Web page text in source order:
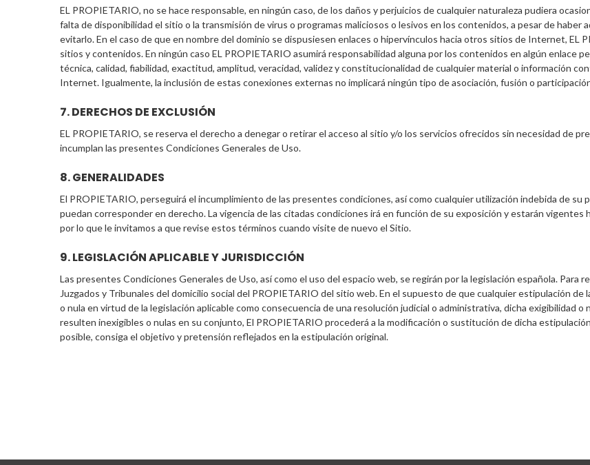
EL PROPIETARIO, no se hace responsable, en ningún caso, de los daños y perjuicios de cualquier naturaleza pudiera
falta de disponibilidad el sitio o la transmisión de virus o programas maliciosos o lesivos en los contenidos, a pesar de haber
evitarlo. En el caso de que en nombre del dominio se dispusiesen enlaces o hipervínculos hacia otros sitios de Internet, EL
sitios y contenidos. En ningún caso EL PROPIETARIO asumirá responsabilidad alguna por los contenidos en algún enlace
técnica, calidad, fiabilidad, exactitud, amplitud, veracidad, validez y constitucionalidad de cualquier material o información
Internet. Igualmente, la inclusión de estas conexiones externas no implicará ningún tipo de asociación, fusión o
7. DERECHOS DE EXCLUSIÓN
EL PROPIETARIO, se reserva el derecho a denegar o retirar el acceso al sitio y/o los servicios ofrecidos sin necesidad de
incumplan las presentes Condiciones Generales de Uso.
8. GENERALIDADES
El PROPIETARIO, perseguirá el incumplimiento de las presentes condiciones, así como cualquier utilización indebida de su
puedan corresponder en derecho. La vigencia de las citadas condiciones irá en función de su exposición y estarán
por lo que le invitamos a que revise estos términos cuando visite de nuevo el Sitio.
9. LEGISLACIÓN APLICABLE Y JURISDICCIÓN
Las presentes Condiciones Generales de Uso, así como el uso del espacio web, se regirán por la legislación española.
Juzgados y Tribunales del domicilio social del PROPIETARIO del sitio web. En el supuesto de que cualquier estipulación
o nula en virtud de la legislación aplicable como consecuencia de una resolución judicial o administrativa, dicha exigibilidad
resulten inexigibles o nulas en su conjunto, El PROPIETARIO procederá a la modificación o sustitución de dicha
posible, consiga el objetivo y pretensión reflejados en la estipulación original.